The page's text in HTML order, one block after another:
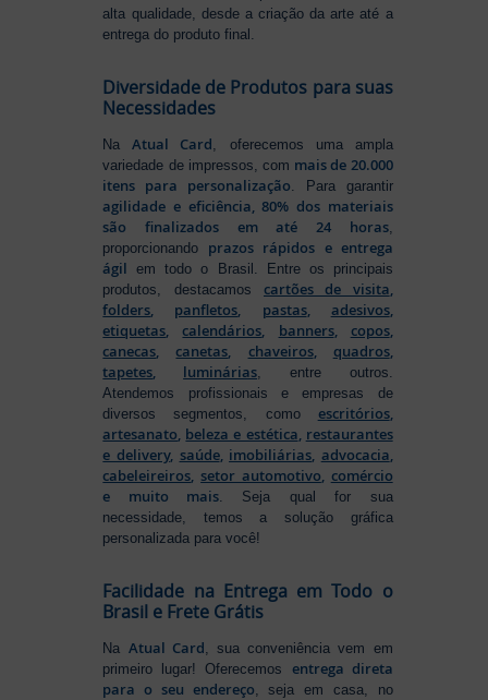
alta qualidade, desde a criação da arte até a
entrega do produto final.
Diversidade de Produtos para suas
Necessidades
NaAtual Card, oferecemos uma ampla
variedade de impressos, com mais de 20.000
itens para personalização. Para garantir
agilidade e eficiência, 80% dos materiais
são finalizados em até 24 horas,
proporcionando prazos rápidos e entrega
ágil em todo o Brasil. Entre os principais
produtos, destacamos cartões de visita,
folders, panfletos, pastas, adesivos,
etiquetas,calendários, banners, copos,
canecas,canetas, chaveiros, quadros,
tapetes, luminárias, entre outros.
Atendemos profissionais e empresas de
diversos segmentos, como escritórios,
artesanato, beleza e estética, restaurantes
e delivery, saúde, imobiliárias, advocacia,
cabeleireiros, setor automotivo, comércio
e muito mais. Seja qual for sua
necessidade, temos a solução gráfica
personalizada para você!
Facilidade na Entrega em Todo o
Brasil e Frete Grátis
Na Atual Card , sua conveniência vem em
primeiro lugar! Oferecemos entrega direta
para o seu endereço , seja em casa, no